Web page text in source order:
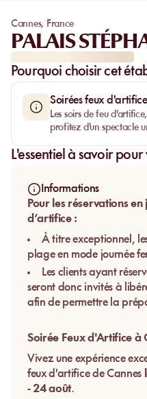
Cannes, France
PALAIS
Pourquoi choisir cet
Soirées feux d'artifice
Les soirs de feu
profitez d'un spectacle
L'essentiel à savoir
Informations
Pour les réservations
d’artifice :
À titre exceptionnel,
plage en mode journée
Les clients ayant
seront donc invités à
afin de permettre la
Soirée Feux d'Artifice à
Vivez une expérience
feux d'artifice de Cannes
- 24 août.